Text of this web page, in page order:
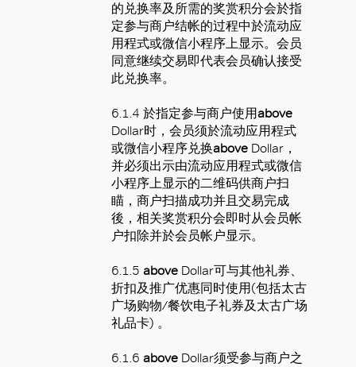
的兑换率及所需的奖赏积分会於指
定参与商户结帐的过程中於流动应
用程式或微信小程序上显示。会员
同意继续交易即代表会员确认接受
此兑换率。
6.1.4 於指定参与商户使用above
Dollar时，会员须於流动应用程式
或微信小程序兑换above Dollar ，
并必须出示由流动应用程式或微信
小程序上显示的二维码供商户扫
瞄，商户扫描成功并且交易完成
後，相关奖赏积分会即时从会员帐
户扣除并於会员帐户显示。
6.1.5 above Dollar可与其他礼券、
折扣及推广优惠同时使用(包括太古
广场购物/餐饮电子礼券及太古广场
礼品卡) 。
6.1.6 above Dollar须受参与商户之